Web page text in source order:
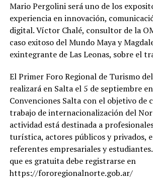
Mario Pergolini será uno de los
experiencia en innovación,
digital. Víctor Chalé, consultor de la
caso exitoso del Mundo Maya y
exintegrante de Las Leonas, sobre el
El Primer Foro Regional de Turismo
realizará en Salta el 5 de septiembre
Convenciones Salta con el objetivo de
trabajo de internacionalización del
actividad está destinada a
turística, actores públicos y privados,
referentes empresariales y
que es gratuita debe registrarse en
https://fororegionalnorte.gob.ar/